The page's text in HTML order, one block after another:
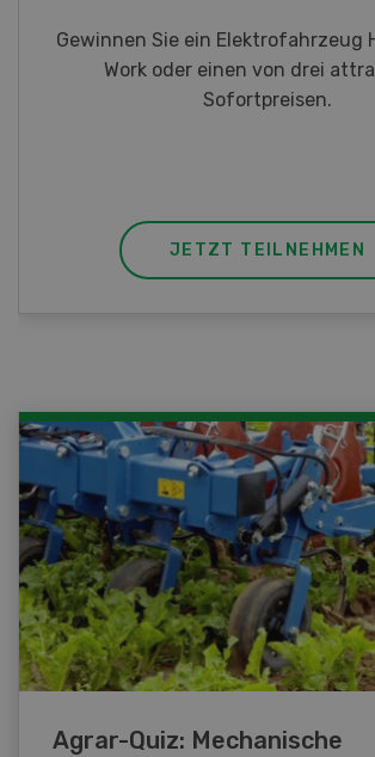
Gewinnen Sie eines von fünf LANDI
Taschenmessern
JETZT TEILNEHMEN
Agrar-Quiz: Mechanische